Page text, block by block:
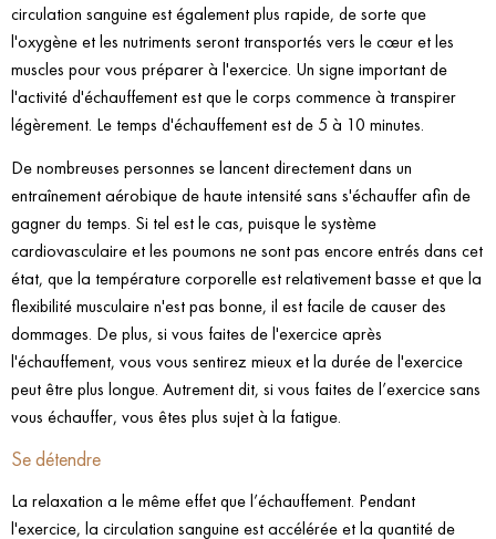
circulation sanguine est également plus rapide, de sorte que
l'oxygène et les nutriments seront transportés vers le cœur et les
muscles pour vous préparer à l'exercice. Un signe important de
l'activité d'échauffement est que le corps commence à transpirer
légèrement. Le temps d'échauffement est de 5 à 10 minutes.
De nombreuses personnes se lancent directement dans un
entraînement aérobique de haute intensité sans s'échauffer afin de
gagner du temps. Si tel est le cas, puisque le système
cardiovasculaire et les poumons ne sont pas encore entrés dans cet
état, que la température corporelle est relativement basse et que la
flexibilité musculaire n'est pas bonne, il est facile de causer des
dommages. De plus, si vous faites de l'exercice après
l'échauffement, vous vous sentirez mieux et la durée de l'exercice
peut être plus longue. Autrement dit, si vous faites de l’exercice sans
vous échauffer, vous êtes plus sujet à la fatigue.
Se détendre
La relaxation a le même effet que l’échauffement. Pendant
l'exercice, la circulation sanguine est accélérée et la quantité de